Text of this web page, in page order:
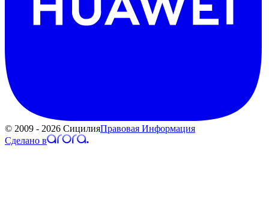
© 2009 - 2026 СицилияПравовая Информация
Сделано в